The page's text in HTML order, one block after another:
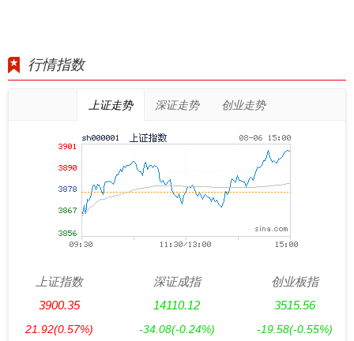
行情指数
上证走势 深证走势 创业走势
上证指数
3900.35
21.92(0.57%)
深证成指
14110.12
-34.08(-0.24%)
创业板指
3515.56
-19.58(-0.55%)